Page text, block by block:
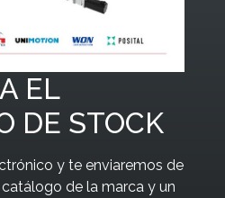
EL
DE STOCK
y te enviaremos de
de la marca y un